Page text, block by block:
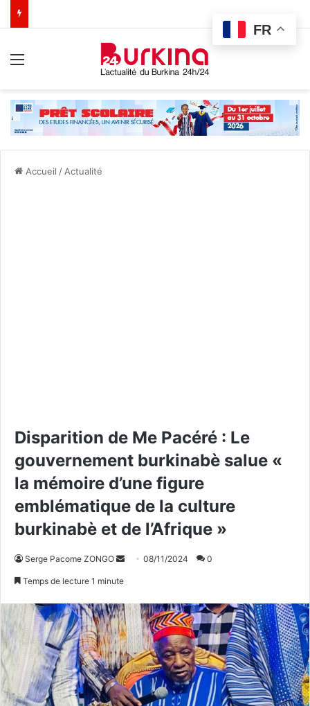
Accueil / Actualité
Disparition de Me Pacéré : Le
gouvernement burkinabè salue «
la mémoire d’une figure
emblématique de la culture
burkinabè et de l’Afrique »
Serge Pacome ZONGO
o
y
e
r
u
n
08/11/2024 0
Temps de lecture 1 minute
FR